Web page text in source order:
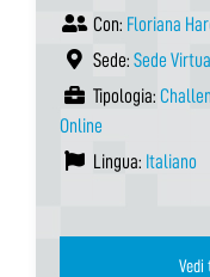
Con: Floriana
Sede: Sede
Tipologia:
Online
Lingua: Italiano